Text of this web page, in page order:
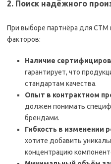
2. Поиск надёжного
При выборе партнёра для СТМ
факторов:
Наличие
гарантирует, что
стандартам качества.
Опыт в контрактном
должен понимать
брендами.
Гибкость в изменении
хотите добавить
концентрацию